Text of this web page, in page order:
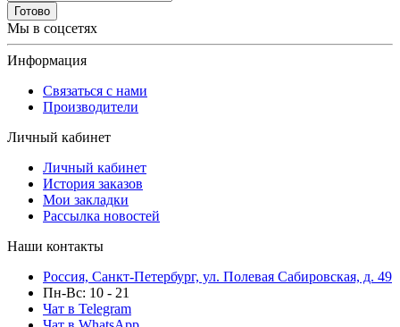
Готово
Мы в соцсетях
Информация
Связаться с нами
Производители
Личный кабинет
Личный кабинет
История заказов
Мои закладки
Рассылка новостей
Наши контакты
Россия, Санкт-Петербург, ул. Полевая Сабировская, д. 49
Пн-Вс: 10 - 21
Чат в Telegram